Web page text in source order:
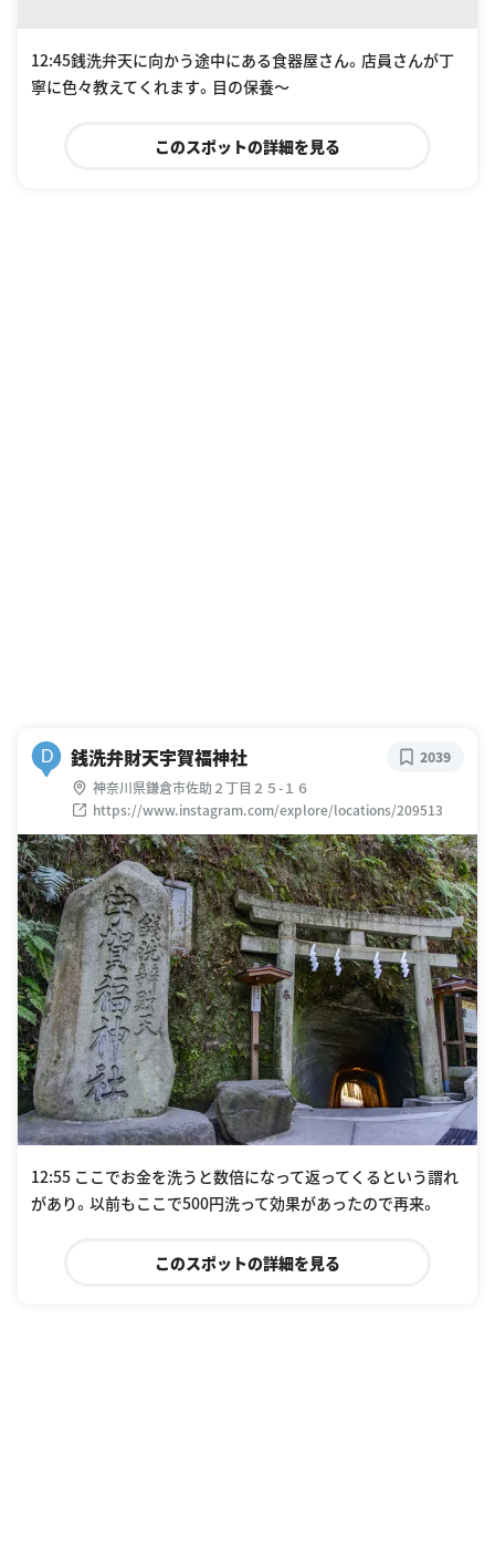
12:45銭洗弁天に向かう途中にある食器屋さん。店員さんが丁
寧に色々教えてくれます。目の保養〜
このスポットの詳細を見る
D 銭洗弁財天宇賀福神社
神奈川県鎌倉市佐助２丁目２５-１６
https://www.instagram.com/explore/locations/209513
2039
12:55 ここでお金を洗うと数倍になって返ってくるという謂れ
があり。以前もここで500円洗って効果があったので再来。
このスポットの詳細を見る